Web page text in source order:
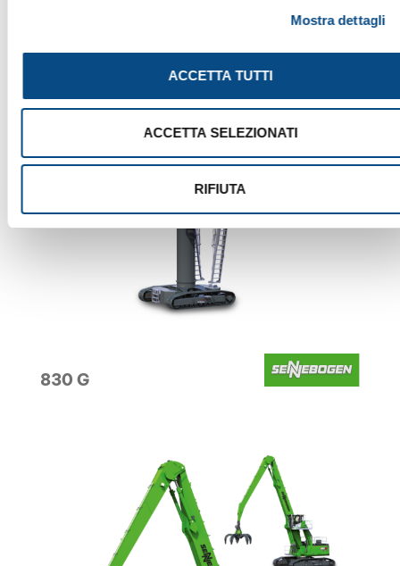
Mostra dettagli
ACCETTA TUTTI
ACCETTA SELEZIONATI
RIFIUTA
830 G